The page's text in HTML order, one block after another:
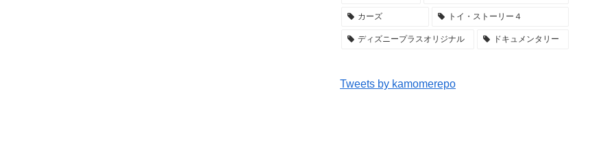
カーズ トイ・ストーリー４
ディズニープラスオリジナル ドキュメンタリー
Tweets by kamomerepo